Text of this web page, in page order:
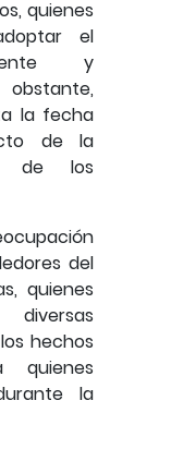
quienes
el
y
la fecha
de la
de los
del
quienes
hechos
la